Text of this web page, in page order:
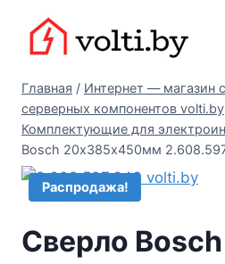
содержимому
Главная / Интернет — магазин
серверных компонентов volti.by
Комплектующие для
Bosch 20х385х450мм
Распродажа!
Сверло Bosch